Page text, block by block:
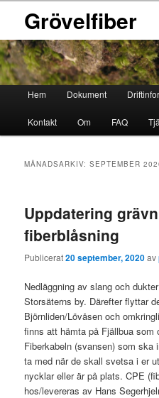
Grövelfiber
Huvudmeny
Hoppa
till
Hoppa
till
Hem Dokument
Kontakt Om FAQ
MÅNADSARKIV:SEPTEMBER
Uppdatering
fiberblåsning
Publicerat20 september, 2020av
Nedläggning av slang och
Storsäterns by. Därefter flyttar
Björnliden/Lövåsen och
finns att hämta på Fjällbua som
Fiberkabeln (svansen) som
ta med när de skall svetsa i er
nycklar eller är på plats. CPE
hos/levereras av Hans